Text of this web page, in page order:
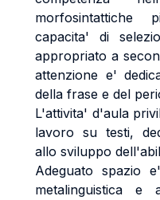
capacita' di
appropriato a
attenzione e'
della frase e del
L'attivita' d'aula
lavoro su testi,
allo sviluppo
Adeguato spazio
metalinguistica e